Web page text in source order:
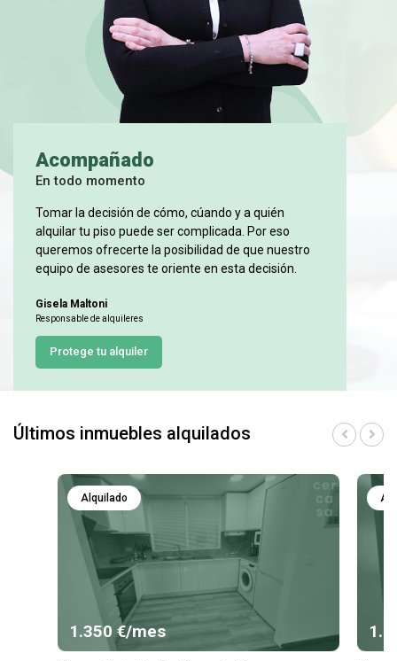
Acompañado
En todo momento
Tomar la decisión de cómo, cúando y a quién
alquilar tu piso puede ser complicada. Por eso
queremos ofrecerte la posibilidad de que nuestro
equipo de asesores te oriente en esta decisión.
Gisela Maltoni
Responsable de alquileres
Protege tu alquiler
Últimos inmuebles alquilados
Alquilado
1.350 €/mes